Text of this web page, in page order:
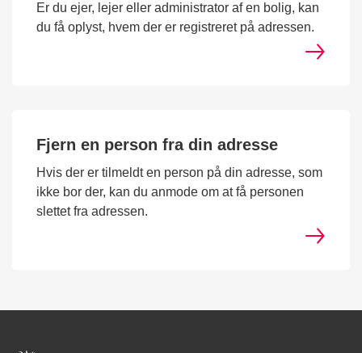
Er du ejer, lejer eller administrator af en bolig, kan
du få oplyst, hvem der er registreret på adressen.
Fjern en person fra din adresse
Hvis der er tilmeldt en person på din adresse, som
ikke bor der, kan du anmode om at få personen
slettet fra adressen.